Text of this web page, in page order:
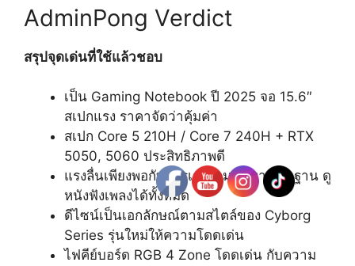
AdminPong Verdict
สรุปจุดเด่นที่ใช้แล้วชอบ
เป็น Gaming Notebook ปี 2025 จอ 15.6″
สเปกแรง ราคาจัดว่าคุ้มค่า
สเปก Core 5 210H / Core 7 240H + RTX
5050, 5060 ประสิทธิภาพดี
แรงลื่นเพียงพอกับการเล่นเกม ทำงานพื้นฐาน ดู
หนังฟังเพลงได้ทั้งหมด
ดีไซน์เป็นเอกลักษณ์ตามสไตล์ของ Cyborg
Series รุ่นใหม่ให้ความโดดเด่น
ไฟคีย์บอร์ด RGB 4 Zone โดดเด่น กับความ